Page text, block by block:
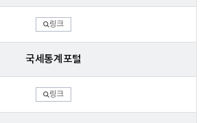
링크
국세통계포털
링크